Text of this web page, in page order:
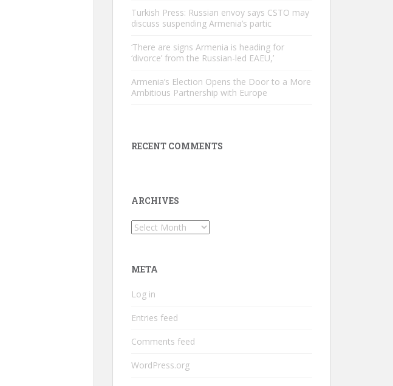
Turkish Press: Russian envoy says CSTO may
discuss suspending Armenia’s partic
‘There are signs Armenia is heading for
‘divorce’ from the Russian-led EAEU,’
Armenia’s Election Opens the Door to a More
Ambitious Partnership with Europe
RECENT COMMENTS
ARCHIVES
Archives
META
Log in
Entries feed
Comments feed
WordPress.org